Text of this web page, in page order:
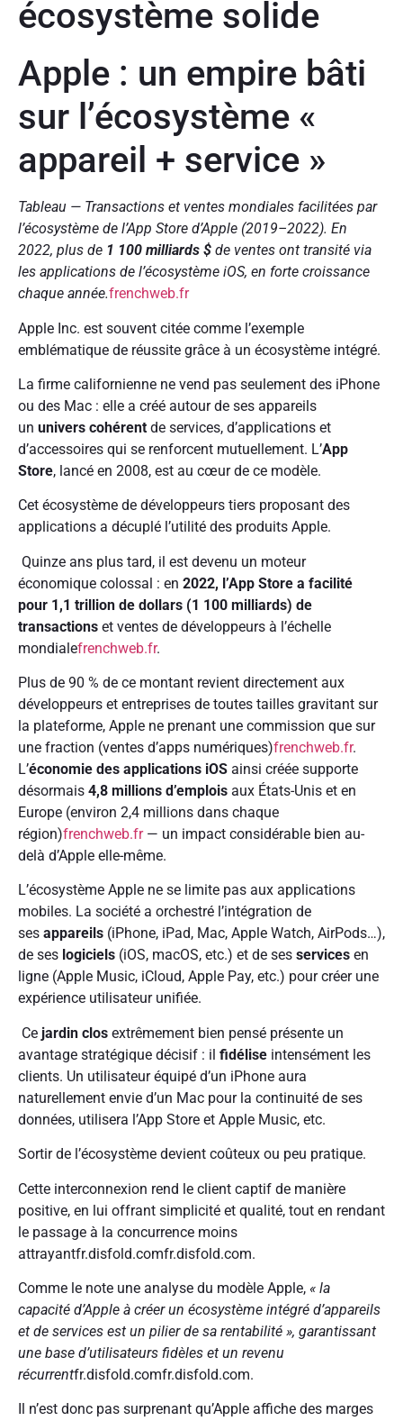
écosystème solide
Apple : un empire bâti
sur l’écosystème «
appareil + service »
Tableau — Transactions et ventes mondiales facilitées par
l’écosystème de l’App Store d’Apple (2019–2022). En
2022, plus de 1 100 milliards $ de ventes ont transité via
les applications de l’écosystème iOS, en forte croissance
chaque année.frenchweb.fr
Apple Inc. est souvent citée comme l’exemple
emblématique de réussite grâce à un écosystème intégré.
La firme californienne ne vend pas seulement des iPhone
ou des Mac : elle a créé autour de ses appareils
un univers cohérent de services, d’applications et
d’accessoires qui se renforcent mutuellement. L’App
Store, lancé en 2008, est au cœur de ce modèle.
Cet écosystème de développeurs tiers proposant des
applications a décuplé l’utilité des produits Apple.
Quinze ans plus tard, il est devenu un moteur
économique colossal : en 2022, l’App Store a facilité
pour 1,1 trillion de dollars (1 100 milliards) de
transactions et ventes de développeurs à l’échelle
mondialefrenchweb.fr.
Plus de 90 % de ce montant revient directement aux
développeurs et entreprises de toutes tailles gravitant sur
la plateforme, Apple ne prenant une commission que sur
une fraction (ventes d’apps numériques)frenchweb.fr.
L’économie des applications iOS ainsi créée supporte
désormais 4,8 millions d’emplois aux États-Unis et en
Europe (environ 2,4 millions dans chaque
région)frenchweb.fr— un impact considérable bien au-
delà d’Apple elle-même.
L’écosystème Apple ne se limite pas aux applications
mobiles. La société a orchestré l’intégration de
ses appareils (iPhone, iPad, Mac, Apple Watch, AirPods…),
de ses logiciels (iOS, macOS, etc.) et de ses services en
ligne (Apple Music, iCloud, Apple Pay, etc.) pour créer une
expérience utilisateur unifiée.
Ce jardin clos extrêmement bien pensé présente un
avantage stratégique décisif : il fidélise intensément les
clients. Un utilisateur équipé d’un iPhone aura
naturellement envie d’un Mac pour la continuité de ses
données, utilisera l’App Store et Apple Music, etc.
Sortir de l’écosystème devient coûteux ou peu pratique.
Cette interconnexion rend le client captif de manière
positive, en lui offrant simplicité et qualité, tout en rendant
le passage à la concurrence moins
attrayantfr.disfold.comfr.disfold.com.
Comme le note une analyse du modèle Apple, « la
capacité d’Apple à créer un écosystème intégré d’appareils
et de services est un pilier de sa rentabilité », garantissant
une base d’utilisateurs fidèles et un revenu
récurrentfr.disfold.comfr.disfold.com.
Il n’est donc pas surprenant qu’Apple affiche des marges